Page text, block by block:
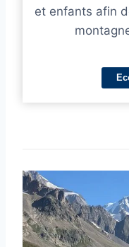
et enfants afin